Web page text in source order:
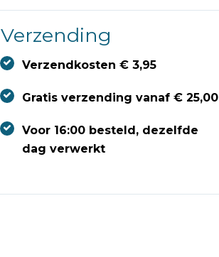
Verzending
Verzendkosten € 3,95
Gratis verzending vanaf € 25,00
Voor 16:00 besteld, dezelfde
dag verwerkt